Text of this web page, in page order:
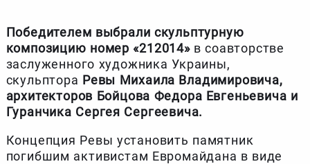
Победителем выбрали скульптурную
композицию номер «212014»в соавторстве
заслуженного художника Украины,
скульптора Ревы Михаила Владимировича,
архитекторов Бойцова Федора Евгеньевича и
Гуранчика Сергея Сергеевича.
Концепция Ревы установить памятник
погибшим активистам Евромайдана в виде